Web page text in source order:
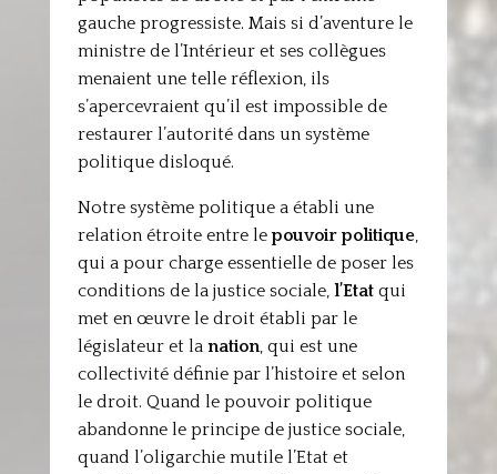
gauche progressiste. Mais si d’aventure le
ministre de l’Intérieur et ses collègues
menaient une telle réflexion, ils
s’apercevraient qu’il est impossible de
restaurer l’autorité dans un système
politique disloqué.
Notre système politique a établi une
relation étroite entre lepouvoir politique,
qui a pour charge essentielle de poser les
conditions de la justice sociale, l’Etatqui
met en œuvre le droit établi par le
législateur et la nation, qui est une
collectivité définie par l’histoire et selon
le droit. Quand le pouvoir politique
abandonne le principe de justice sociale,
quand l’oligarchie mutile l’Etat et